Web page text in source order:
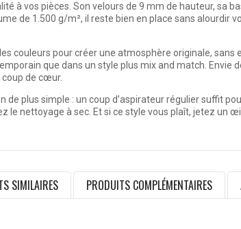
à vos pièces. Son velours de 9 mm de hauteur, sa
de 1.500 g/m², il reste bien en place sans alourdir
couleurs pour créer une atmosphère originale, sans
que dans un style plus mix and match. Envie
de cœur.
plus simple : un coup d’aspirateur régulier suffit
nettoyage à sec. Et si ce style vous plaît, jetez un
SIMILAIRES PRODUITS COMPLÉMENTAIRES